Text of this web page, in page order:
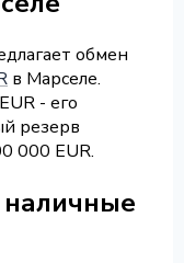
обмен
в Марселе.
- его
резерв
000 EUR.
наличные